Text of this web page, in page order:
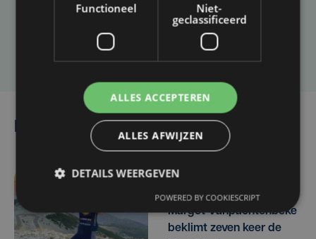
Laat het ons weten
Lees ook
-6055 sec. geleden
Margot Vanpachtenbeke
beklimt zeven keer de
Functioneel
Niet-
geclassificeerd
ALLES ACCEPTEREN
ALLES AFWIJZEN
DETAILS WEERGEVEN
POWERED BY COOKIESCRIPT